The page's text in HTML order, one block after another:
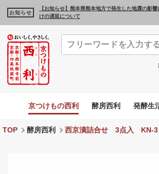
お知らせ
【お知らせ】熊本県熊本地方で発生した地震の影
けの遅延について
京つけもの西利 酵房西利 発酵生
TOP 酵房西利 西京漬詰合せ 3点入 KN-3